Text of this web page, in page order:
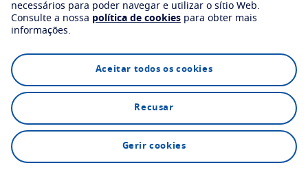
Melhorar
Crizal Tratamento antirreflexo para lentes
Descubra todas as marcas
Você de Varilux
Encontre uma óptica
ExploreTecnologiaFAQs
necessários para poder navegar e utilizar o sítio Web.
Consulte a nossa política de cookies para obter mais
informações.
Aceitar todos os cookies
Recusar
Gerir cookies